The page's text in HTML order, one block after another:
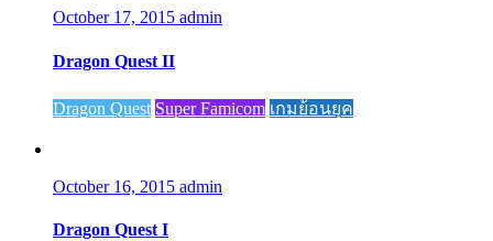
October 17, 2015 admin
Dragon Quest II
Dragon Quest Super Famicom เกมย้อนยุค
October 16, 2015 admin
Dragon Quest I